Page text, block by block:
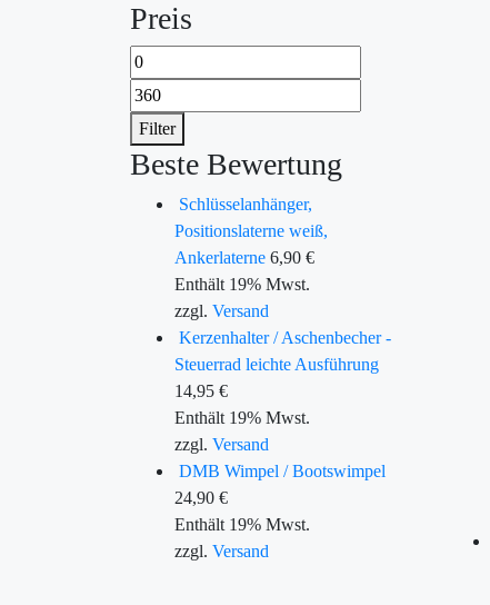
Preis
Filter
Beste Bewertung
Schlüsselanhänger,
Positionslaterne weiß,
Ankerlaterne 6,90 €
Enthält 19% Mwst.
zzgl. Versand
Kerzenhalter / Aschenbecher -
Steuerrad leichte Ausführung
14,95 €
Enthält 19% Mwst.
zzgl. Versand
DMB Wimpel / Bootswimpel
24,90 €
Enthält 19% Mwst.
zzgl. Versand